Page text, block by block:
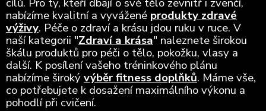
nabízíme kvalitní a vyvážené produkty zdravé
výživy. Péče o zdraví a krásu jdou ruku v ruce. V
naší kategorii "Zdraví a krása" naleznete širokou
škálu produktů pro péči o tělo, pokožku, vlasy a
další. K posílení vašeho tréninkového plánu
nabízíme širokývýběr fitness doplňků. Máme vše,
co potřebujete k dosažení maximálního výkonu a
pohodlí při cvičení.